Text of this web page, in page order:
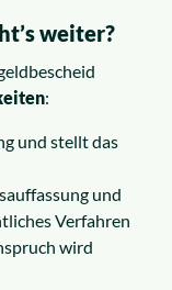
weiter?
:
und stellt das
und
Verfahren
wird